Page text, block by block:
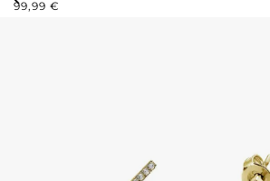
99,99 €